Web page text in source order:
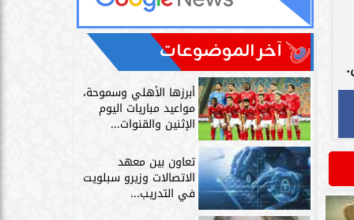
آخر الموضوعات
أبرزها الأهلي وسموحة،
مواعيد مباريات اليوم
الإثنين والقنوات...
تعاون بين معهد
الاتصالات وزيرو سبلويت
في التدريب...